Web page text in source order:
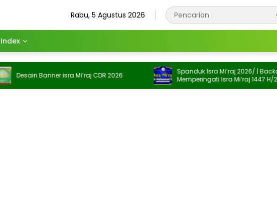
Rabu, 5 Agustus 2026
Index
Desain Banner isra Mi’raj CDR 2026
Spanduk Isra Mi’raj 2026/ | Backdrop
Memperingati Isra Mi’raj 1447 H/2026 |
Spanduk Memperingati Isra Mi’raj